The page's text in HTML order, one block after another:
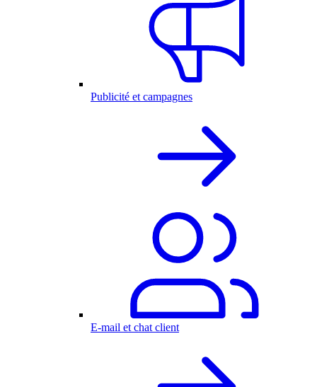
Publicité et campagnes
E-mail et chat client